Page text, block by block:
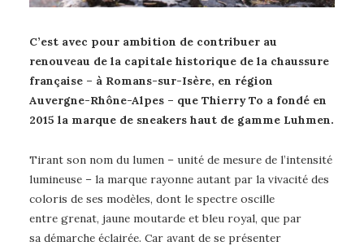
C’est avec pour ambition de contribuer au
renouveau de la capitale historique de la chaussure
française – à Romans-sur-Isère, en région
Auvergne-Rhône-Alpes – que Thierry To a fondé en
2015 la marque de sneakers haut de gamme Luhmen.
Tirant son nom du lumen – unité de mesure de l’intensité
lumineuse – la marque rayonne autant par la vivacité des
coloris de ses modèles, dont le spectre oscille
entre grenat, jaune moutarde et bleu royal, que par
sa démarche éclairée. Car avant de se présenter